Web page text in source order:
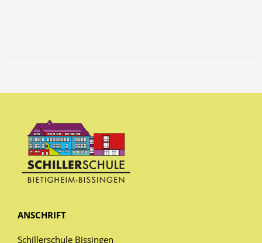
ANSCHRIFT
Schillerschule Bissingen